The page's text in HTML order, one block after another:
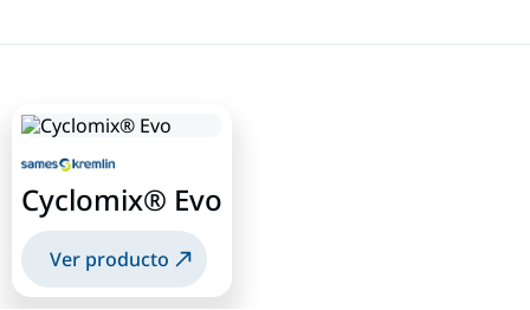
Cyclomix® Evo
Ver producto